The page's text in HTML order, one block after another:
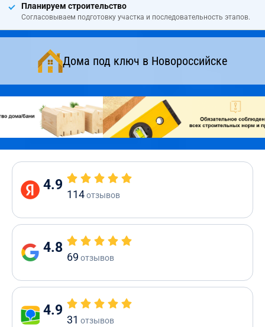
Планируем строительство
Согласовываем подготовку участка и последовательность этапов.
Дома под ключ в Новороссийске
4.9
114отзывов
4.8
69 отзывов
4.9
31 отзывов